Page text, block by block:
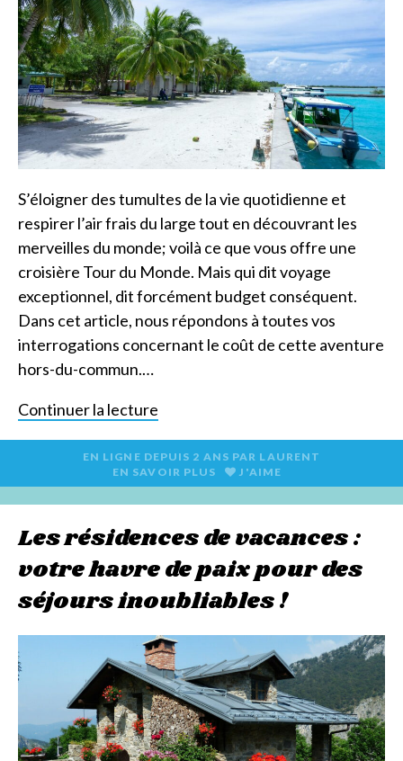
S’éloigner des tumultes de la vie quotidienne et
respirer l’air frais du large tout en découvrant les
merveilles du monde; voilà ce que vous offre une
croisière Tour du Monde. Mais qui dit voyage
exceptionnel, dit forcément budget conséquent.
Dans cet article, nous répondons à toutes vos
interrogations concernant le coût de cette aventure
hors-du-commun.…
Continuer la lecture
EN LIGNE DEPUIS 2 ANS PAR LAURENT
EN SAVOIR PLUS
J'AIME
Les résidences de vacances :
votre havre de paix pour des
séjours inoubliables !